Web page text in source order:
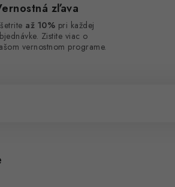
zľava
až 10% pri každej
Zistite viac o
vernostnom programe.